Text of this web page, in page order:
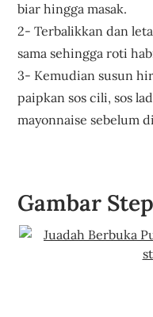
biar hingga masak.
2- Terbalikkan dan
sama sehingga roti
3- Kemudian susun
paipkan sos cili, sos
mayonnaise sebelum
Gambar